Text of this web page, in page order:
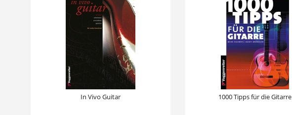
In Vivo Guitar 1000 Tipps für die Gitarre